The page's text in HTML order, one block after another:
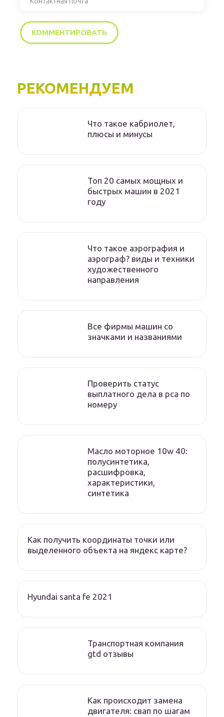
РЕКОМЕНДУЕМ
Что такое кабриолет,
плюсы и минусы
Топ 20 самых мощных и
быстрых машин в 2021
году
Что такое аэрография и
аэрограф? виды и техники
художественного
направления
Все фирмы машин со
значками и названиями
Проверить статус
выплатного дела в рса по
номеру
Масло моторное 10w 40:
полусинтетика,
расшифровка,
характеристики,
синтетика
Как получить координаты точки или
выделенного объекта на яндекс карте?
Hyundai santa fe 2021
Транспортная компания
gtd отзывы
Как происходит замена
двигателя: свап по шагам